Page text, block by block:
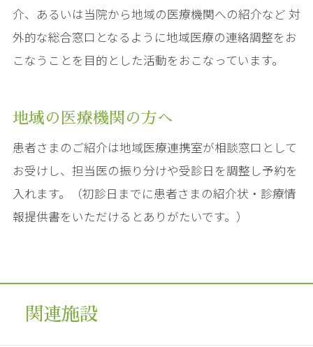
介、あるいは当院から地域の医療機関への紹介など 対
外的な総合窓口となるように地域医療の連絡調整をお
こなうことを目的とした活動をおこなっています。
地域の医療機関の方へ
患者さまのご紹介は地域医療連携室が相談窓口として
お受けし、担当医の振り分けや受診日を調整し予約を
入れます。（初診日までに患者さまの紹介状・診療情
報提供書をいただけるとありがたいです。）
関連施設